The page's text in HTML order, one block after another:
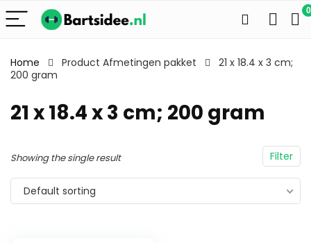
0
Home Product Afmetingen pakket
21 x 18.4 x 3 cm;
200 gram
21 x 18.4 x 3 cm; 200 gram
Filter
Showing the single result
Default sorting